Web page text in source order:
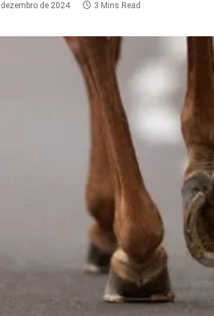
de 2024 3 Mins Read